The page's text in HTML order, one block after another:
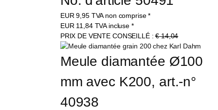
EUR9,95 TVA non comprise *
EUR 11,84 TVA incluse *
PRIX DE VENTE CONSEILLÉ :€ 14,04
Meule diamantée Ø100
mm avec K200, art.-n°
40938